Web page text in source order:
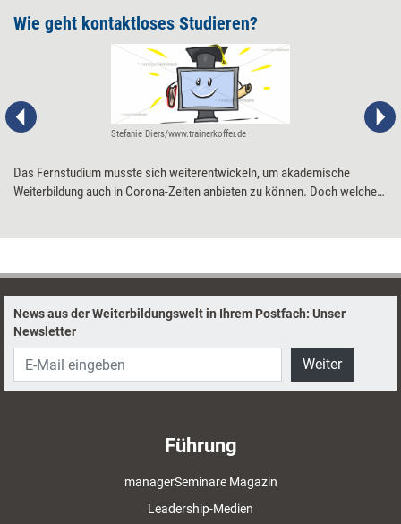
Wie geht kontaktloses Studieren?
Stefanie Diers/www.trainerkoffer.de
Das Fernstudium musste sich weiterentwickeln, um akademische
Weiterbildung auch in Corona-Zeiten anbieten zu können. Doch welche
News aus der Weiterbildungswelt in Ihrem Postfach: Unser
Newsletter
Weiter
Führung
managerSeminare Magazin
Leadership-Medien